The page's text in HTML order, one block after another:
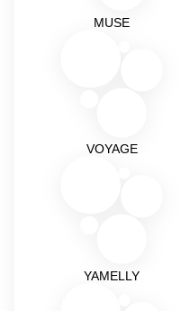
MUSE
VOYAGE
YAMELLY